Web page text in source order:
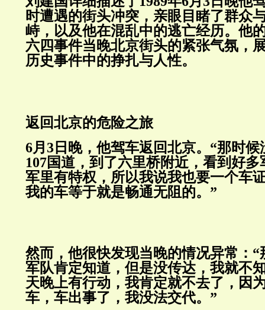
时遭遇的街头冲突，亲眼目睹了群众
峙，以及他在混乱中的逃亡经历。他
六四事件当晚北京街头的紧张气氛，
历史事件中的挣扎与人性
返回北京的危险之旅
6月3日晚，他驾车返回北京。“那时
107国道，到了六里桥附近，看到好
军里有特权，所以我说我也要一个车
我的车等于就是畅通无阻的
然而，他很快发现当晚的情况异常：
军队肯定知道，但是没传达，我就不
天晚上有行动，我肯定就不去了，因
车，车出事了，我没法交代